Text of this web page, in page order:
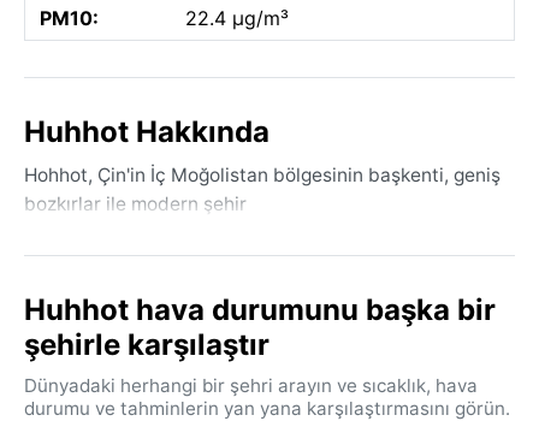
PM10:
22.4 µg/m³
Huhhot Hakkında
Hohhot, Çin'in İç Moğolistan bölgesinin başkenti, geniş
bozkırlar ile modern şehir
Huhhot hava durumunu başka bir
şehirle karşılaştır
Dünyadaki herhangi bir şehri arayın ve sıcaklık, hava
durumu ve tahminlerin yan yana karşılaştırmasını görün.